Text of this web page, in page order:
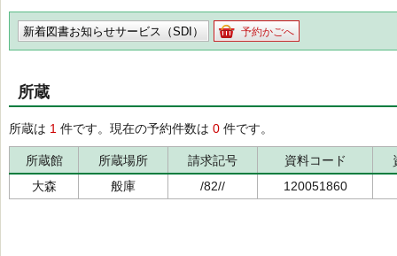
新着図書お知らせサービス（SDI） 予約かごへ
所蔵
所蔵は 1 件です。現在の予約件数は 0 件です。
所蔵館 所蔵場所 請求記号 資料コード
大森
般庫 /82// 120051860